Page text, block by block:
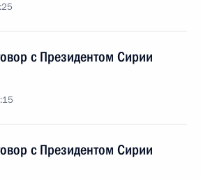
с Президентом Сирии
с Президентом Сирии